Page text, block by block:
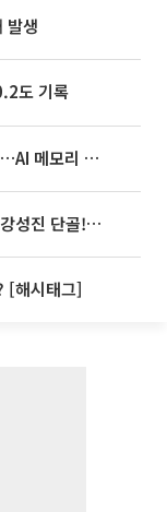
발생
도 기록
SK하이닉스, 용인·청주에 54조 투자…AI 메모리 생산기지 키운다
'2TV 생생정보' 오늘방송맛집- 배우 강성진 단골! 쌀국수ㆍ푸팟퐁 커리 맛집 '블○○○'
[해시태그]